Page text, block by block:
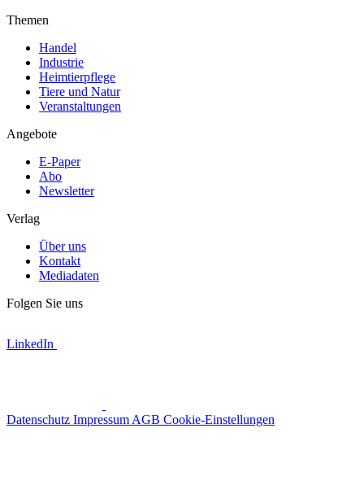
Themen
Handel
Industrie
Heimtierpflege
Tiere und Natur
Veranstaltungen
Angebote
E-Paper
Abo
Newsletter
Verlag
Über uns
Kontakt
Mediadaten
Folgen Sie uns
LinkedIn
Datenschutz Impressum AGB Cookie-Einstellungen